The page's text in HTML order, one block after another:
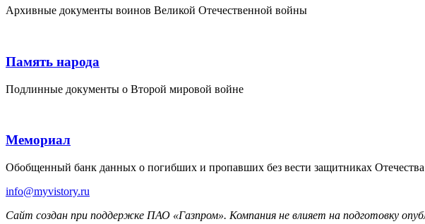
Архивные документы воинов Великой Отечественной войны
Память народа
Подлинные документы о Второй мировой войне
Мемориал
Обобщенный банк данных о погибших и пропавших без вести защитниках Отечества
info@myvistory.ru
Сайт создан при поддержке ПАО «Газпром». Компания не влияет на подготовку